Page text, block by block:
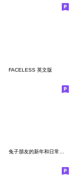
FACELESS 英文版